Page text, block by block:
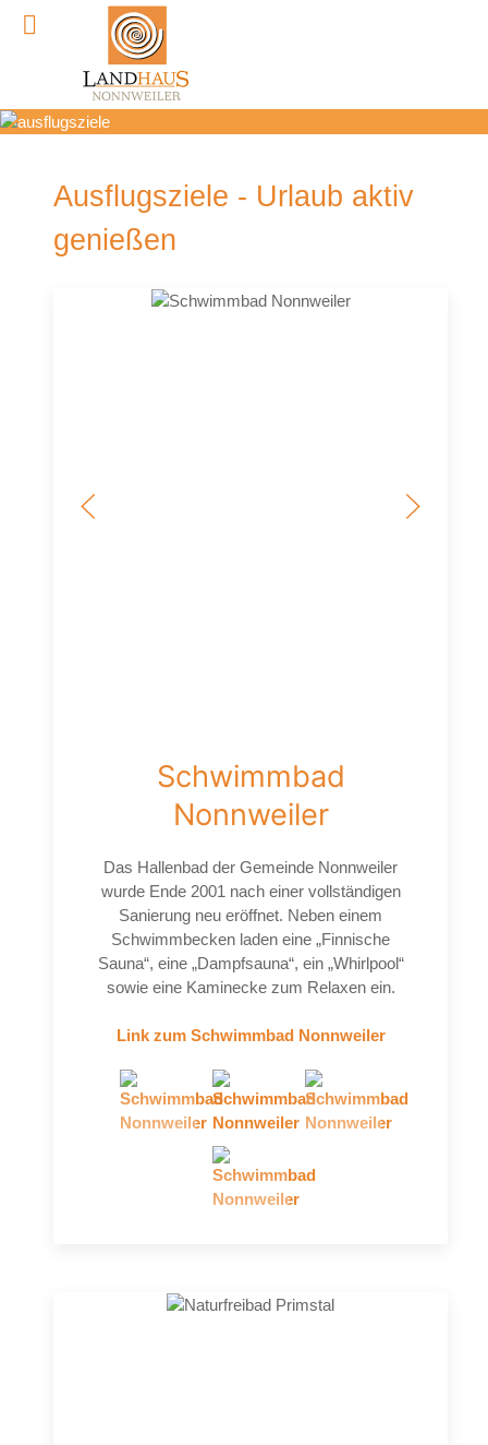
Ausflugsziele - Urlaub aktiv
genießen
Schwimmbad
Nonnweiler
Das Hallenbad der Gemeinde Nonnweiler
wurde Ende 2001 nach einer vollständigen
Sanierung neu eröffnet. Neben einem
Schwimmbecken laden eine „Finnische
Sauna“, eine „Dampfsauna“, ein „Whirlpool“
sowie eine Kaminecke zum Relaxen ein.
Link zum Schwimmbad Nonnweiler